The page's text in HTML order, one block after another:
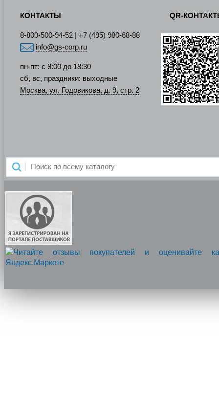
КОНТАКТЫ
8-800-500-94-52 | +7 (495) 980-68-88
info@gs-corp.ru
пн-пт: с 9:00 до 18:30
сб, вс, праздники: выходные
Москва, ул. Годовикова, д. 9, стр. 2
QR-